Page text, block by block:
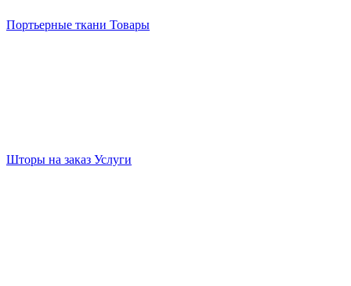
Портьерные ткани Товары
Шторы на заказ Услуги